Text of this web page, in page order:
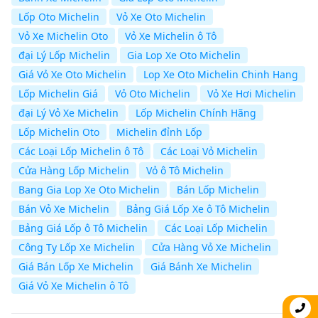
Lốp Oto Michelin
Vỏ Xe Oto Michelin
Vỏ Xe Michelin Oto
Vỏ Xe Michelin ô Tô
đại Lý Lốp Michelin
Gia Lop Xe Oto Michelin
Giá Vỏ Xe Oto Michelin
Lop Xe Oto Michelin Chinh Hang
Lốp Michelin Giá
Vỏ Oto Michelin
Vỏ Xe Hơi Michelin
đại Lý Vỏ Xe Michelin
Lốp Michelin Chính Hãng
Lốp Michelin Oto
Michelin đỉnh Lốp
Các Loại Lốp Michelin ô Tô
Các Loại Vỏ Michelin
Cửa Hàng Lốp Michelin
Vỏ ô Tô Michelin
Bang Gia Lop Xe Oto Michelin
Bán Lốp Michelin
Bán Vỏ Xe Michelin
Bảng Giá Lốp Xe ô Tô Michelin
Bảng Giá Lốp ô Tô Michelin
Các Loại Lốp Michelin
Công Ty Lốp Xe Michelin
Cửa Hàng Vỏ Xe Michelin
Giá Bán Lốp Xe Michelin
Giá Bánh Xe Michelin
Giá Vỏ Xe Michelin ô Tô